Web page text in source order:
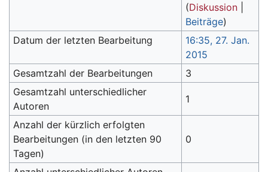
(Diskussion
Beiträge)
Datum der letzten Bearbeitung
16:35, 27. Jan.
2015
Gesamtzahl der Bearbeitungen
3
Gesamtzahl unterschiedlicher
Autoren
1
Anzahl der kürzlich erfolgten
Bearbeitungen (in den letzten 90
Tagen)
0